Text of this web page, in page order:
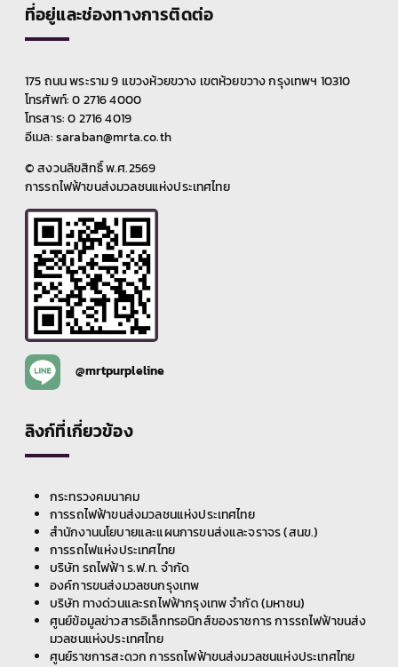
ที่อยู่และช่องทางการติดต่อ
175 ถนน พระราม 9 แขวงห้วยขวาง เขตห้วยขวาง กรุงเทพฯ 10310
โทรศัพท์: 0 2716 4000
โทรสาร: 0 2716 4019
อีเมล: saraban@mrta.co.th
© สงวนลิขสิทธิ์ พ.ศ.2569
การรถไฟฟ้าขนส่งมวลชนแห่งประเทศไทย
@mrtpurpleline
ลิงก์ที่เกี่ยวข้อง
กระทรวงคมนาคม
การรถไฟฟ้าขนส่งมวลชนแห่งประเทศไทย
สำนักงานนโยบายและแผนการขนส่งและจราจร (สนข.)
การรถไฟแห่งประเทศไทย
บริษัท รถไฟฟ้า ร.ฟ.ท. จำกัด
องค์การขนส่งมวลชนกรุงเทพ
บริษัท ทางด่วนและรถไฟฟ้ากรุงเทพ จำกัด (มหาชน)
ศูนย์ข้อมูลข่าวสารอิเล็กทรอนิกส์ของราชการ การรถไฟฟ้าขนส่ง
มวลชนแห่งประเทศไทย
ศูนย์ราชการสะดวก การรถไฟฟ้าขนส่งมวลชนแห่งประเทศไทย